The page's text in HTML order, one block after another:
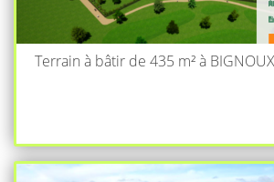
Terrain à bâtir de 435 m² à